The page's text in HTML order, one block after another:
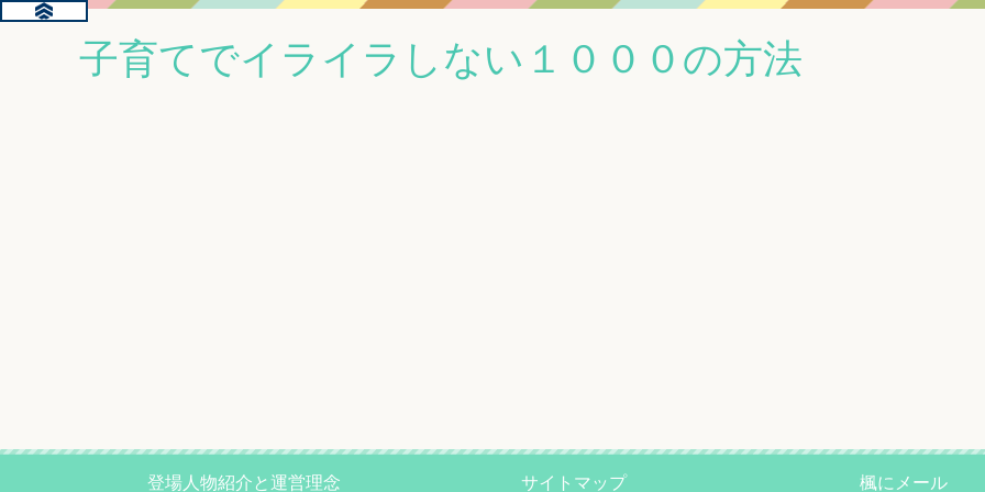
子育てでイライラしない１０００の方法
登場人物紹介と運営理念 サイトマップ 楓にメール